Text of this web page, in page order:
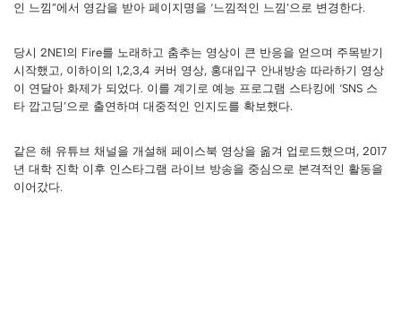
인 느낌”에서 영감을 받아 페이지명을 ‘느낌적인 느낌’으로 변경한다.
당시 2NE1의 Fire를 노래하고 춤추는 영상이 큰 반응을 얻으며 주목받기
시작했고, 이하이의 1,2,3,4 커버 영상, 홍대입구 안내방송 따라하기 영상
이 연달아 화제가 되었다. 이를 계기로 예능 프로그램 스타킹에 ‘SNS 스
타 깝고딩’으로 출연하며 대중적인 인지도를 확보했다.
같은 해 유튜브 채널을 개설해 페이스북 영상을 옮겨 업로드했으며, 2017
년 대학 진학 이후 인스타그램 라이브 방송을 중심으로 본격적인 활동을
이어갔다.